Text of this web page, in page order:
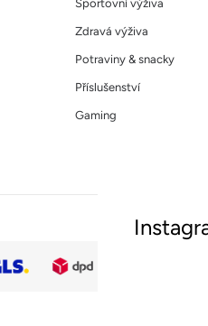
Sportovní výživa
Zdravá výživa
Potraviny & snacky
Příslušenství
Gaming
Rychlá a